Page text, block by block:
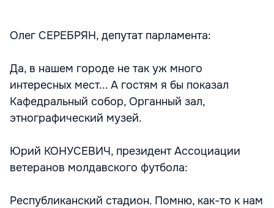
Олег СЕРЕБРЯН, депутат парламента:
Да, в нашем городе не так уж много
интересных мест... А гостям я бы показал
Кафедральный собор, Органный зал,
этнографический музей.
Юрий КОНУСЕВИЧ, президент Ассоциации
ветеранов молдавского футбола:
Республиканский стадион. Помню, как-то к нам